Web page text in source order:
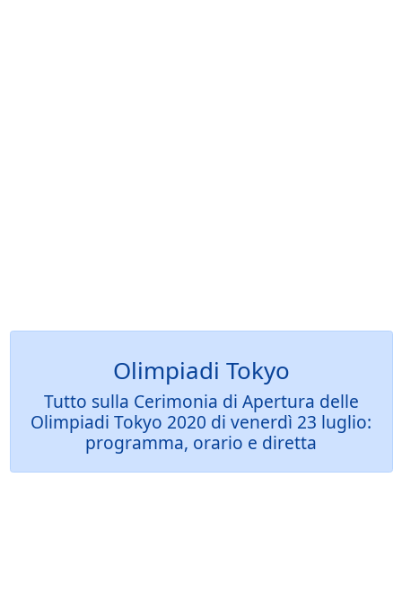
Olimpiadi Tokyo
Tutto sulla Cerimonia di Apertura delle
Olimpiadi Tokyo 2020 di venerdì 23 luglio:
programma, orario e diretta